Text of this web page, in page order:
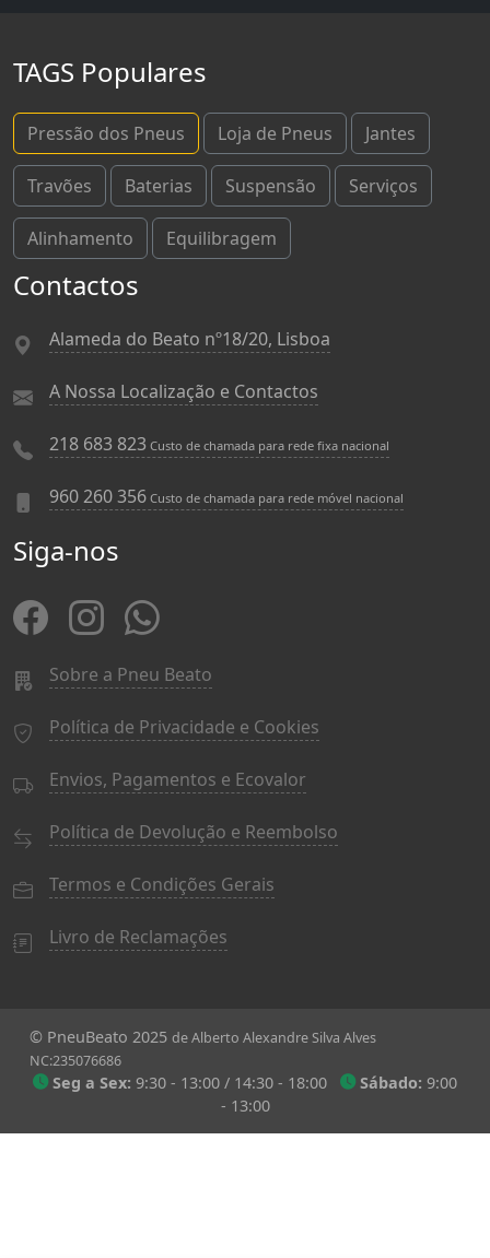
TAGS Populares
Pressão dos Pneus Loja de Pneus Jantes
Travões Baterias Suspensão Serviços
Alinhamento Equilibragem
Contactos
Alameda do Beato nº18/20, Lisboa
A Nossa Localização e Contactos
218 683 823 Custo de chamada para rede fixa nacional
960 260 356 Custo de chamada para rede móvel nacional
Siga-nos
Sobre a Pneu Beato
Política de Privacidade e Cookies
Envios, Pagamentos e Ecovalor
Política de Devolução e Reembolso
Termos e Condições Gerais
Livro de Reclamações
© PneuBeato 2025 de Alberto Alexandre Silva Alves
NC:235076686
Seg a Sex: 9:30 - 13:00 / 14:30 - 18:00 Sábado: 9:00
- 13:00